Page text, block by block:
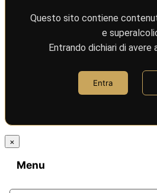
Questo sito contiene
e
Entrando dichiari di avere
Entra
×
Menu